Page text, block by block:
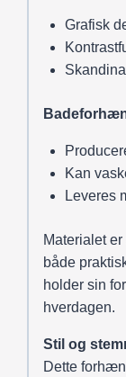
Grafisk
Kan
Leveres
Materialet
både
holder sin
hverdagen.
Stil og
Dette